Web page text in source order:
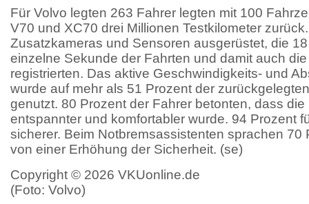
Für Volvo legten 263 Fahrer legten mit 100
V70 und XC70 drei Millionen Testkilometer
Zusatzkameras und Sensoren ausgerüstet, die
einzelne Sekunde der Fahrten und damit auch
registrierten. Das aktive Geschwindigkeits- und
wurde auf mehr als 51 Prozent der
genutzt. 80 Prozent der Fahrer betonten, dass
entspannter und komfortabler wurde. 94 Prozent
sicherer. Beim Notbremsassistenten sprachen 70
von einer Erhöhung der Sicherheit. (se)
Copyright © 2026 VKUonline.de
(Foto: Volvo)